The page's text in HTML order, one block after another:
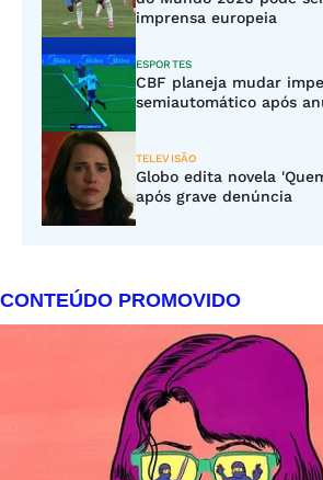
imprensa europeia
ESPORTES
CBF planeja mudar
semiautomático após
TELEVISÃO
Globo edita novela
após grave denúncia